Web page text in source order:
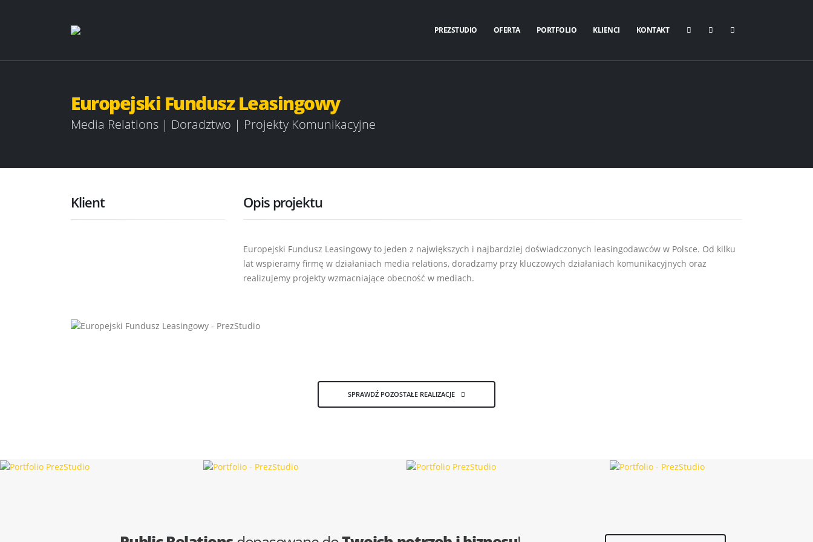
PREZSTUDIO OFERTA PORTFOLIO KLIENCI KONTAKT
Europejski Fundusz Leasingowy
Media Relations | Doradztwo | Projekty Komunikacyjne
Klient Opis projektu
Europejski Fundusz Leasingowy to jeden z największych i najbardziej doświadczonych leasingodawców w Polsce. Od kilku
lat wspieramy firmę w działaniach media relations, doradzamy przy kluczowych działaniach komunikacyjnych oraz
realizujemy projekty wzmacniające obecność w mediach.
SPRAWDŹ POZOSTAŁE REALIZACJE